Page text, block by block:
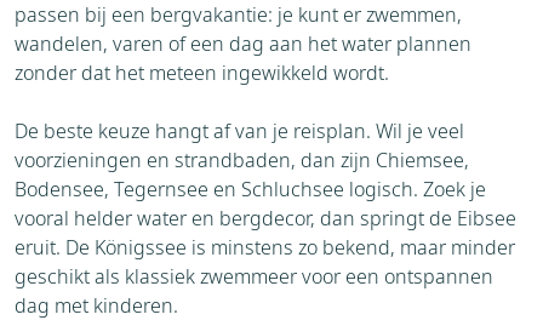
passen bij een bergvakantie: je kunt er zwemmen,
wandelen, varen of een dag aan het water plannen
zonder dat het meteen ingewikkeld wordt.
De beste keuze hangt af van je reisplan. Wil je veel
voorzieningen en strandbaden, dan zijn Chiemsee,
Bodensee, Tegernsee en Schluchsee logisch. Zoek je
vooral helder water en bergdecor, dan springt de Eibsee
eruit. De Königssee is minstens zo bekend, maar minder
geschikt als klassiek zwemmeer voor een ontspannen
dag met kinderen.